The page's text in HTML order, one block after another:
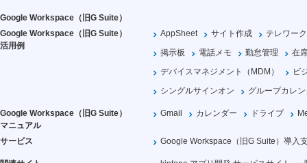
Google Workspace（旧G Suite）
Google Workspace（旧G Suite）
活用例
AppSheet サイト作成
テレワーク
掲示板
電話メモ 勤怠管理
在
デバイスマネジメント（MDM）
ビ
シングルサインオン
グループカレ
Google Workspace（旧G Suite）
マニュアル
Gmail カレンダー ドライブ
サービス Google Workspace（旧G Suite）導入